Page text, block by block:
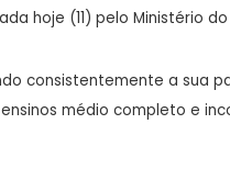
hoje (11) pelo Ministério
consistentemente a sua
médio completo e